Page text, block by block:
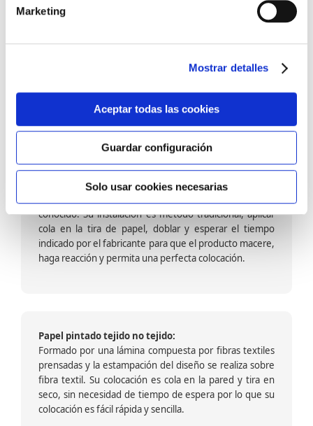
Marketing
Mostrar detalles
Aceptar todas las cookies
Guardar configuración
Solo usar cookies necesarias
barniz multiadherente en base agua. En zonas de
fuegos, se recomienda proteger con placas, silestone,
dado que el frotar en exceso dañaría el papel. Su
colocación es cola en la pared y tira en seco, sin
colocación es fácil rápida y sencilla.
Papel pintado calidad papel:
Formado por una capa de papel sobre un soporte de
conocido. Su instalación es método tradicional, aplicar
cola en la tira de papel, doblar y esperar el tiempo
indicado por el fabricante para que el producto macere,
haga reacción y permita una perfecta colocación.
Papel pintado tejido no tejido:
Formado por una lámina compuesta por fibras textiles
prensadas y la estampación del diseño se realiza sobre
fibra textil. Su colocación es cola en la pared y tira en
seco, sin necesidad de tiempo de espera por lo que su
colocación es fácil rápida y sencilla.